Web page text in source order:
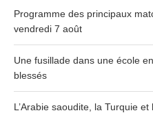
Programme des principaux
vendredi 7 août
Une fusillade dans une école
blessés
L’Arabie saoudite, la Turquie